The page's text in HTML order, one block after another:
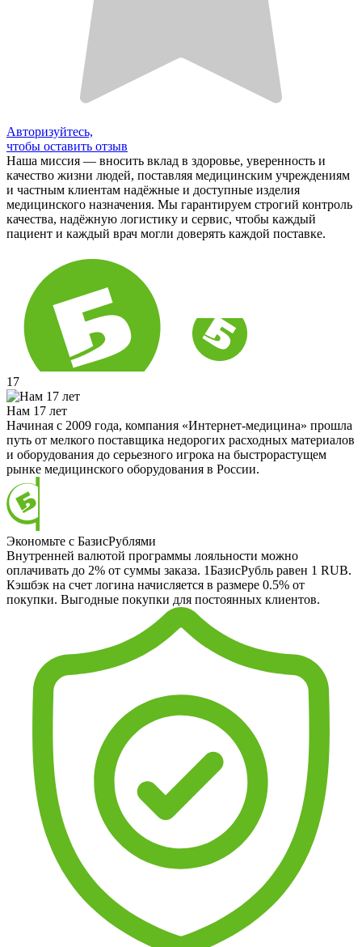
Авторизуйтесь,
чтобы оставить отзыв
Наша миссия — вносить вклад в здоровье, уверенность и
качество жизни людей, поставляя медицинским учреждениям
и частным клиентам надёжные и доступные изделия
медицинского назначения. Мы гарантируем строгий контроль
качества, надёжную логистику и сервис, чтобы каждый
пациент и каждый врач могли доверять каждой поставке.
17
Нам 17 лет
Начиная с 2009 года, компания «Интернет-медицина» прошла
путь от мелкого поставщика недорогих расходных материалов
и оборудования до серьезного игрока на быстрорастущем
рынке медицинского оборудования в России.
Экономьте с БазисРублями
Внутренней валютой программы лояльности можно
оплачивать до 2% от суммы заказа. 1БазисРубль равен 1 RUB.
Кэшбэк на счет логина начисляется в размере 0.5% от
покупки. Выгодные покупки для постоянных клиентов.